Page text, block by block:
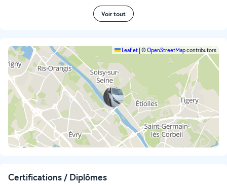
Voir tout
Leaflet ©OpenStreetMapcontributors
Certifications / Diplômes